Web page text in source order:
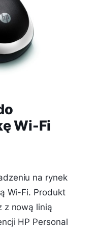
Wi-Fi
na rynek
Wi-Fi. Produkt
z nową linią
HP Personal